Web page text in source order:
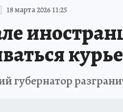
РОССИЯ ПРОИСШЕСТВИЯ
18 марта 2026 11:25
губернатор